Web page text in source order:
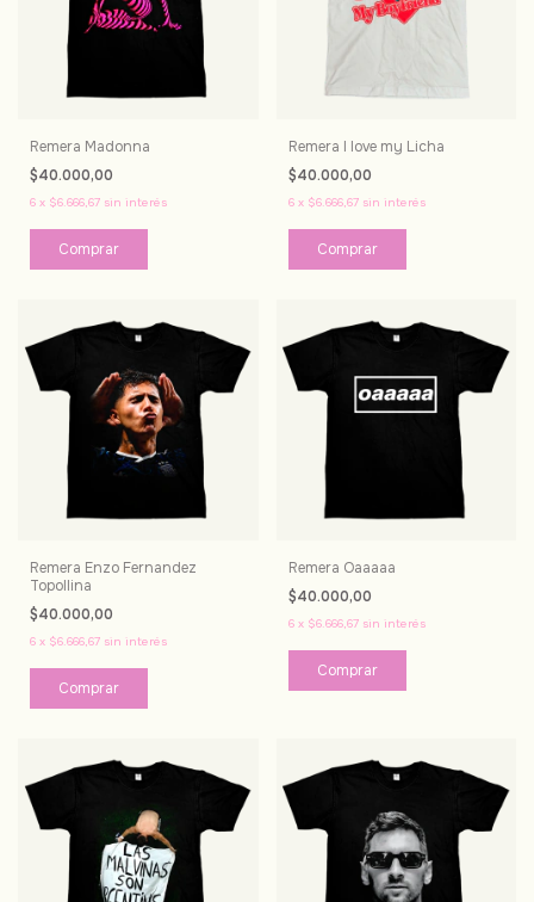
Remera Madonna
$40.000,00
6 x $6.666,67 sin interés
Comprar
Remera I love my Licha
$40.000,00
6 x $6.666,67 sin interés
Comprar
Remera Enzo Fernandez
Topollina
$40.000,00
6 x $6.666,67 sin interés
Comprar
Remera Oaaaaa
$40.000,00
6 x $6.666,67 sin interés
Comprar